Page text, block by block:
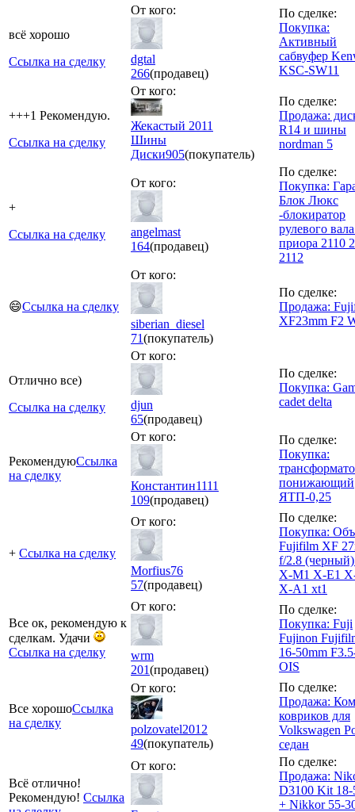
всё хорошо
Ссылка на сделку
От кого:
dgtal
266(продавец)
По сделке:
Покупка:
Активный
сабвуфер
KSC-SW11
+++1 Рекомендую.
Ссылка на сделку
От кого:
Жекастый 2011
Шины
Диски905(покупатель)
По сделке:
Продажа:
R14 и шины
nordman 5
+
Ссылка на сделку
От кого:
angelmast
164(продавец)
По сделке:
Покупка:
Блок Люкс
-блокиратор
рулевого
приора 2110
2112
😄Ссылка на сделку
От кого:
siberian_diesel
71(покупатель)
По сделке:
Продажа:
XF23mm F2
Отлично все)
Ссылка на сделку
От кого:
djun
65(продавец)
По сделке:
Покупка:
cadet delta
РекомендуюСсылка
на сделку
От кого:
Константин1111
109(продавец)
По сделке:
Покупка:
понижающий
ЯТП-0,25
+ Ссылка на сделку
От кого:
Morfius76
57(продавец)
По сделке:
Покупка:
Fujifilm XF
f/2.8
X-M1 X-E1
X-A1 xt1
Все ок, рекомендую к
сделкам. Удачи
Ссылка на сделку
От кого:
wrm
201(продавец)
По сделке:
Покупка: Fuji
Fujinon
16-50mm
OIS
Все хорошоСсылка
на сделку
От кого:
polzovatel2012
49(покупатель)
По сделке:
Продажа:
ковриков для
Volkswagen
седан
Всё отлично!
Рекомендую! Ссылка
От кого:
По сделке:
Продажа:
D3100 Kit
+ Nikkor 55-